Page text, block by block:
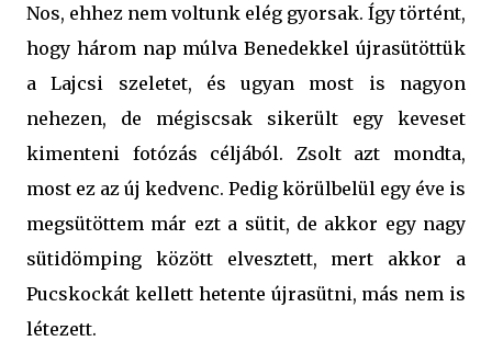
Nos, ehhez nem voltunk elég gyorsak. Így történt,
hogy három nap múlva Benedekkel újrasütöttük
a Lajcsi szeletet, és ugyan most is nagyon
nehezen, de mégiscsak sikerült egy keveset
kimenteni fotózás céljából. Zsolt azt mondta,
most ez az új kedvenc. Pedig körülbelül egy éve is
megsütöttem már ezt a sütit, de akkor egy nagy
sütidömping között elvesztett, mert akkor a
Pucskockát kellett hetente újrasütni, más nem is
létezett.